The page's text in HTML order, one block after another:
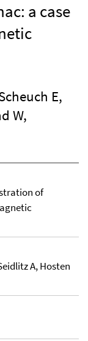
a case
E,
W,
of
A, Hosten